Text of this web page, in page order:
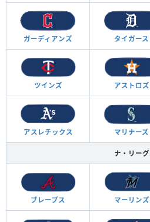
ガーディアンズ タイガース
ツインズ アストロズ
アスレチックス マリナーズ
ナ・リーグ
ブレーブス マーリンズ